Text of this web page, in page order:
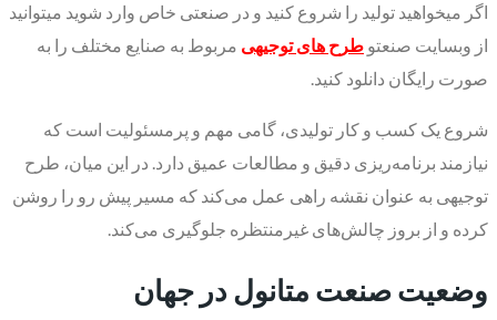
اگر میخواهید تولید را شروع کنید و در صنعتی خاص وارد شوید میتوانید
از وبسایت صنعتو طرح های توجیهی مربوط به صنایع مختلف را به
صورت رایگان دانلود کنید.
شروع یک کسب و کار تولیدی، گامی مهم و پرمسئولیت است که
نیازمند برنامه‌ریزی دقیق و مطالعات عمیق دارد. در این میان، طرح
توجیهی به عنوان نقشه راهی عمل می‌کند که مسیر پیش رو را روشن
کرده و از بروز چالش‌های غیرمنتظره جلوگیری می‌کند.
وضعیت صنعت متانول در جهان